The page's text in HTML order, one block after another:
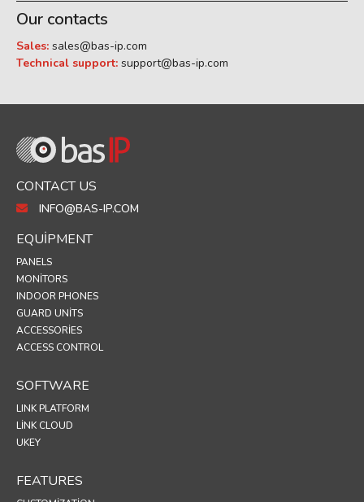
Our contacts
Sales: sales@bas-ip.com
Technical support: support@bas-ip.com
CONTACT US
INFO@BAS-IP.COM
EQUIPMENT
PANELS
MONITORS
INDOOR PHONES
GUARD UNITS
ACCESSORIES
ACCESS CONTROL
SOFTWARE
LINK PLATFORM
LINK CLOUD
UKEY
FEATURES